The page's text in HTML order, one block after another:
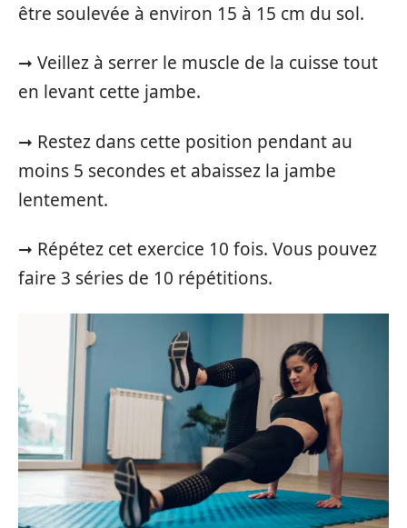
être soulevée à environ 15 à 15 cm du sol.
➞ Veillez à serrer le muscle de la cuisse tout
en levant cette jambe.
➞ Restez dans cette position pendant au
moins 5 secondes et abaissez la jambe
lentement.
➞ Répétez cet exercice 10 fois. Vous pouvez
faire 3 séries de 10 répétitions.